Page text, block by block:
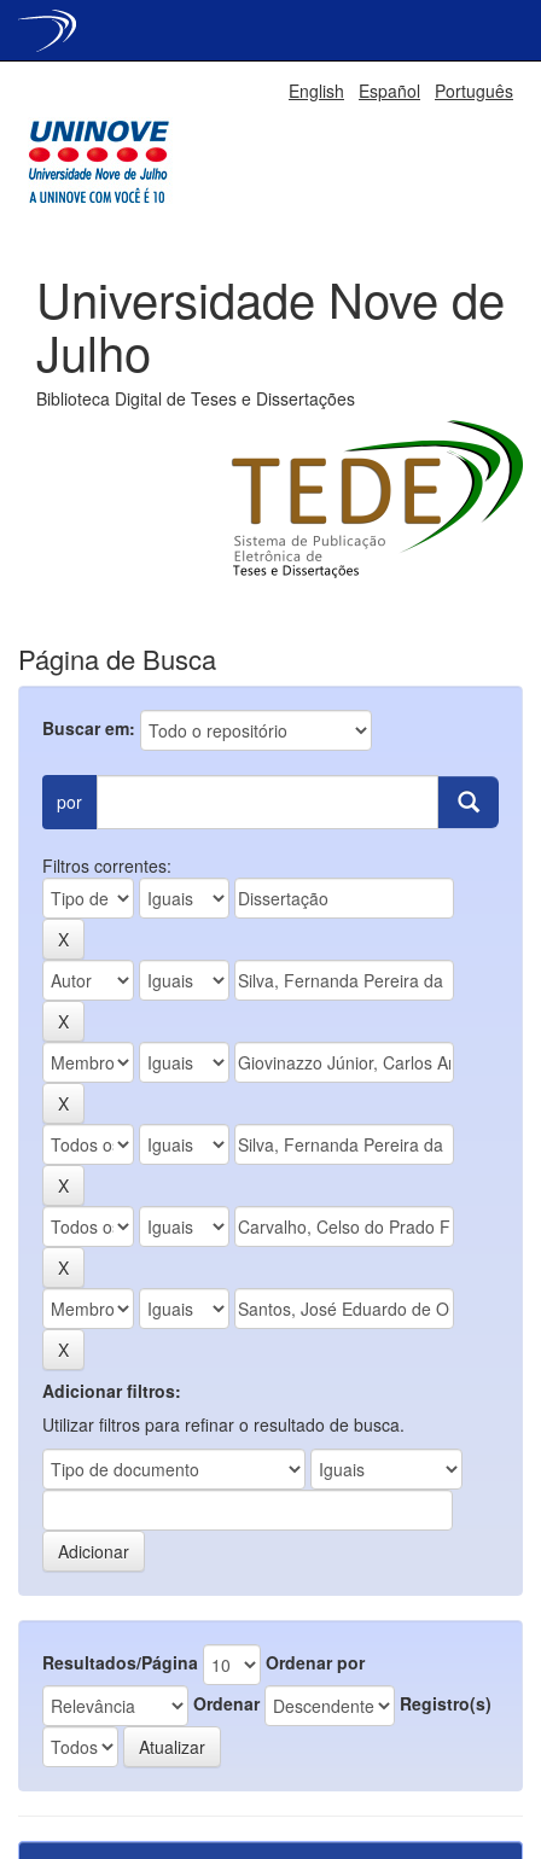
English Español Português
Universidade Nove de
Julho
Biblioteca Digital de Teses e Dissertações
Página de Busca
Buscar em:
por
Filtros correntes:
Adicionar filtros:
Utilizar filtros para refinar o resultado de busca.
Resultados/Página
Ordenar por
Ordenar
Registro(s)